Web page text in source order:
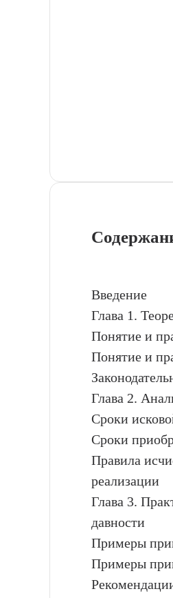
Введение
Глава 1.
Понятие и
Понятие и
Глава 2.
Сроки
Сроки
Правила
реализации
Глава 3.
давности
Примеры
Примеры